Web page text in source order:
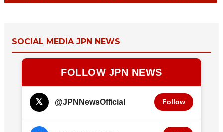
SOCIAL MEDIA JPN NEWS
FOLLOW JPN NEWS
𝕏 @JPNNewsOfficial Follow